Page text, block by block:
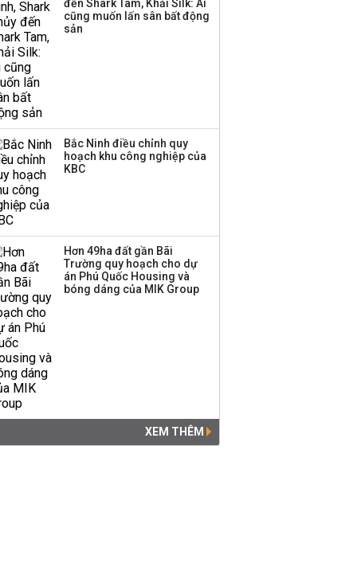
đến Shark Tam, Khải Silk: Ai
cũng muốn lấn sân bất động
sản
Bắc Ninh điều chỉnh quy
hoạch khu công nghiệp của
KBC
Hơn 49ha đất gần Bãi
Trường quy hoạch cho dự
án Phú Quốc Housing và
bóng dáng của MIK Group
XEM THÊM